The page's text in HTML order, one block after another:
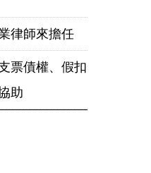
律師來擔任
票債權、假扣
助